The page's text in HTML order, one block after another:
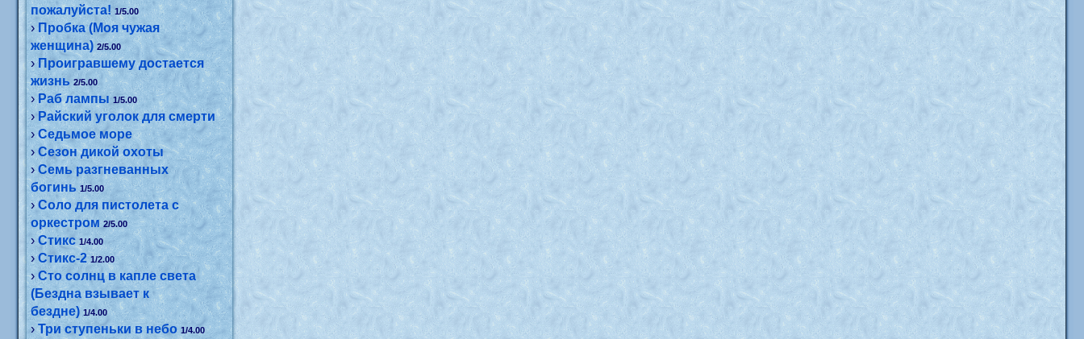
пожалуйста! 1/5.00
› Пробка (Моя чужая
женщина) 2/5.00
›Проигравшему достается
жизнь 2/5.00
›Раб лампы 1/5.00
› Райский уголок для смерти
›Седьмое море
›Сезон дикой охоты
›Семь разгневанных
богинь 1/5.00
›Соло для пистолета с
оркестром 2/5.00
›Стикс 1/4.00
›Стикс-2 1/2.00
›Сто солнц в капле света
(Бездна взывает к
бездне) 1/4.00
›Три ступеньки в небо 1/4.00